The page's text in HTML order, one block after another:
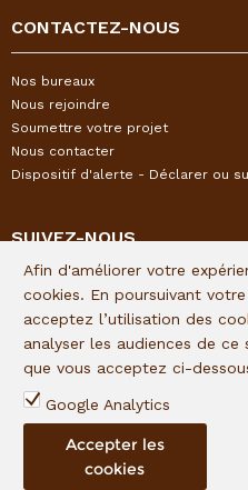
CONTACTEZ-NOUS
Nos bureaux
Nous rejoindre
Soumettre votre projet
Nous contacter
Dispositif d'alerte - Déclarer ou
SUIVEZ-NOUS
Restez informés de l'actualité I&P
newsletter trimestrielle :
Lien d'inscription
Suivez I&P sur les réseaux sociaux :
Afin d'améliorer votre
cookies. En poursuivant
acceptez l’utilisation des
analyser les audiences de
que vous acceptez ci-
Google Analytics
Accepter les
cookies